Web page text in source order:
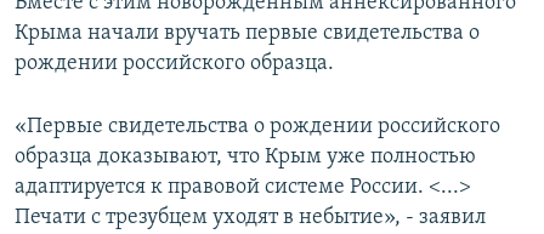
Крыма начали вручать первые свидетельства о
рождении российского образца.
«Первые свидетельства о рождении российского
образца доказывают, что Крым уже полностью
адаптируется к правовой системе России. <...>
Печати с трезубцем уходят в небытие», ‑ заявил